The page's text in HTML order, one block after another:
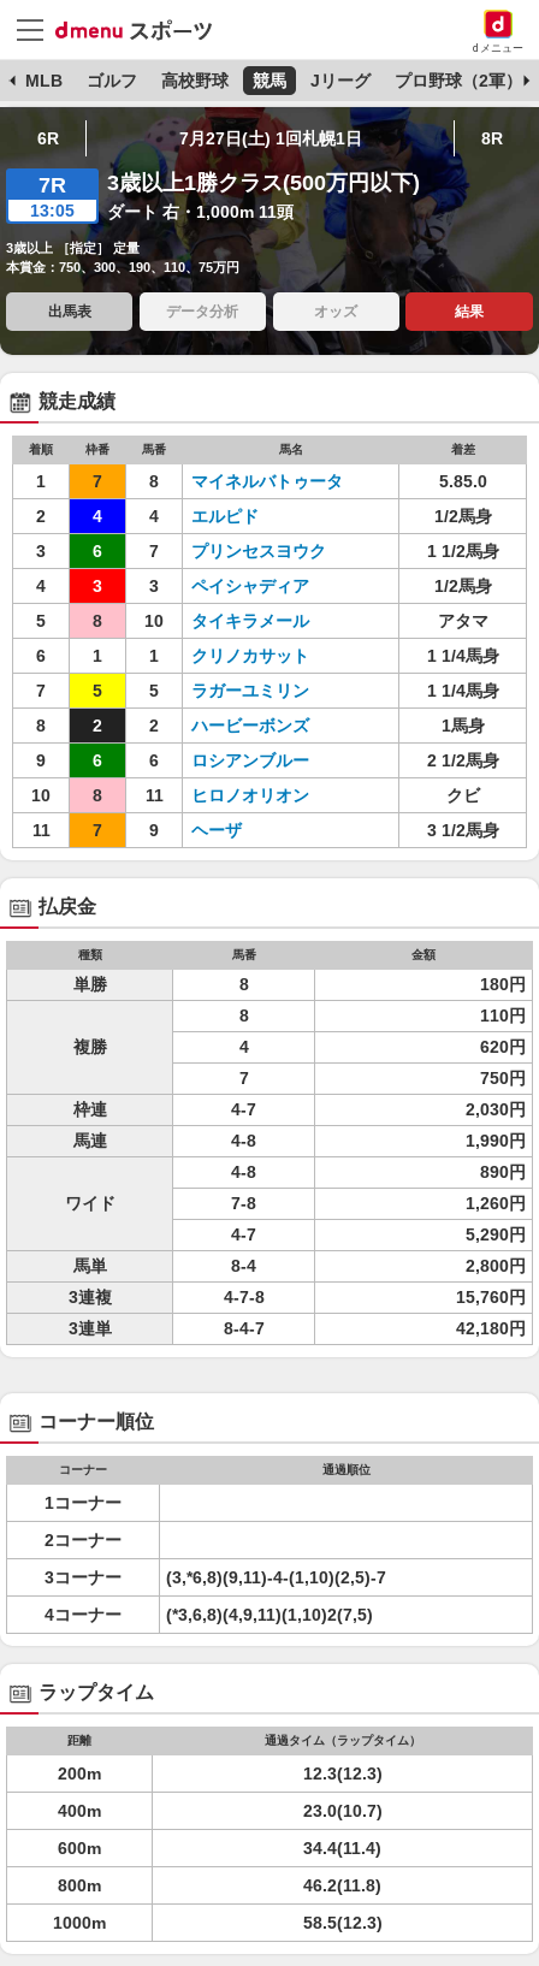
dメニュー
MLB ゴルフ 高校野球 競馬 Jリーグ プロ野球（2軍）
6R 7月27日(土) 1回札幌1日 8R
7R
13:05
3歳以上1勝クラス(500万円以下)
ダート 右・1,000m 11頭
3歳以上 ［指定］ 定量
本賞金：750、300、190、110、75万円
出馬表 データ分析 オッズ 結果
競走成績
着順 枠番 馬番 馬名 着差
1 7 8 マイネルバトゥータ
5.85.0
2
4 4 エルピド
1/2馬身
3
6 7 プリンセスヨウク
1 1/2馬身
4
3 3 ペイシャディア
1/2馬身
5
8 10 タイキラメール
アタマ
6
1 1 クリノカサット
1 1/4馬身
7
5 5 ラガーユミリン
1 1/4馬身
8
2 2 ハービーボンズ
1馬身
9
6 6 ロシアンブルー
2 1/2馬身
10
8 11 ヒロノオリオン
クビ
11
7 9 ヘーザ 3 1/2馬身
払戻金
種類 馬番 金額
単勝 8 180円
複勝
8
110円
4
620円
7
750円
枠連
4-7
2,030円
馬連
4-8 1,990円
ワイド
4-8
890円
7-8
1,260円
4-7
5,290円
馬単
8-4
2,800円
3連複
4-7-8
15,760円
3連単
8-4-7 42,180円
コーナー順位
コーナー 通過順位
1コーナー
2コーナー
3コーナー
(3,*6,8)(9,11)-4-(1,10)(2,5)-7
4コーナー
(*3,6,8)(4,9,11)(1,10)2(7,5)
ラップタイム
距離 通過タイム（ラップタイム）
200m
12.3(12.3)
400m
23.0(10.7)
600m
34.4(11.4)
800m
46.2(11.8)
1000m
58.5(12.3)